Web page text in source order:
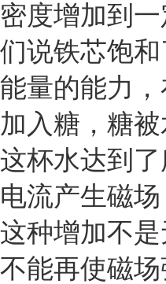
密度增加到
们说铁芯饱
能量的能力
加入糖，糖
这杯水达到
电流产生磁
这种增加不
不能再使磁